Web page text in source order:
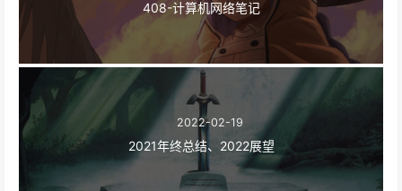
408-计算机网络笔记
2022-02-19
2021年终总结、2022展望